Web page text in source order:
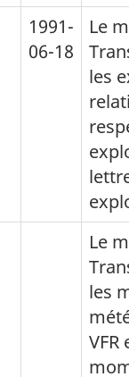
1991-
06-18
Le
les
Le
les
VFR